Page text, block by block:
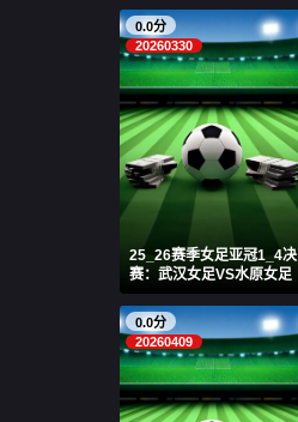
0.0分
20260330
25_26赛季女足亚冠1_4决
赛：武汉女足VS水原女足
0.0分
20260409